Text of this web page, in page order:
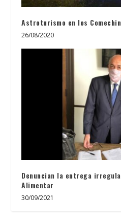
Astroturismo en los
26/08/2020
Denuncian la entrega
Alimentar
30/09/2021